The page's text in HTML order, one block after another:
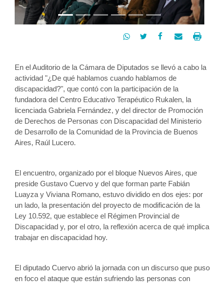
   
En el Auditorio de la Cámara de Diputados se llevó a cabo la
actividad "¿De qué hablamos cuando hablamos de
discapacidad?", que contó con la participación de la
fundadora del Centro Educativo Terapéutico Rukalen, la
licenciada Gabriela Fernández, y del director de Promoción
de Derechos de Personas con Discapacidad del Ministerio
de Desarrollo de la Comunidad de la Provincia de Buenos
Aires, Raúl Lucero.
El encuentro, organizado por el bloque Nuevos Aires, que
preside Gustavo Cuervo y del que forman parte Fabián
Luayza y Viviana Romano, estuvo dividido en dos ejes: por
un lado, la presentación del proyecto de modificación de la
Ley 10.592, que establece el Régimen Provincial de
Discapacidad y, por el otro, la reflexión acerca de qué implica
trabajar en discapacidad hoy.
El diputado Cuervo abrió la jornada con un discurso que puso
en foco el ataque que están sufriendo las personas con